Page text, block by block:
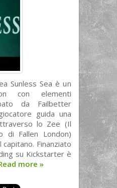
Sunless Sea è un
con elementi
da Failbetter
guida una
lo Zee (Il
di Fallen London)
Finanziato
su Kickstarter è
more »